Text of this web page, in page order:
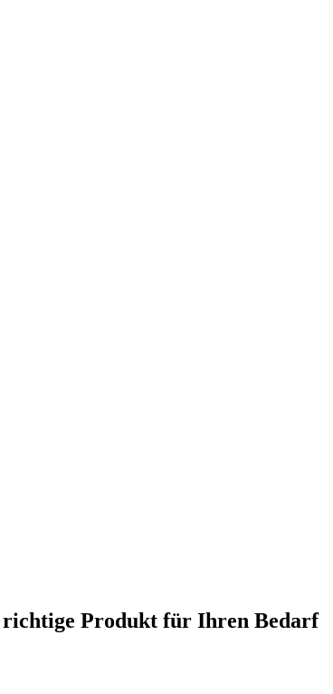
richtige Produkt für Ihren Bedarf